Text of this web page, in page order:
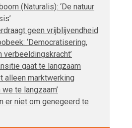
(Naturalis): ‘De natuur
geen vrijblijvendheid
‘Democratisering,
verbeeldingskracht’
gaat te langzaam
alleen marktwerking
te langzaam’
er niet om genegeerd te